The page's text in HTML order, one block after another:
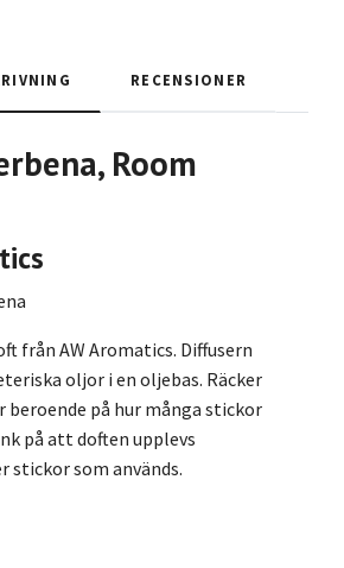
RECENSIONER
Room
från AW Aromatics. Diffusern
oljor i en oljebas. Räcker
beroende på hur många stickor
på att doften upplevs
stickor som används.